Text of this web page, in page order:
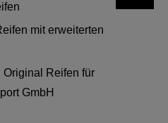
mit erweiterten
Original Reifen für
GmbH